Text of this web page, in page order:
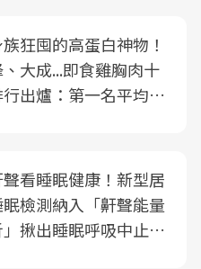
狂囤的高蛋白神物！
、大成...即食雞胸肉十
出爐：第一名平均一
看睡眠健康！新型居
檢測納入「鼾聲能量
揪出睡眠呼吸中止症